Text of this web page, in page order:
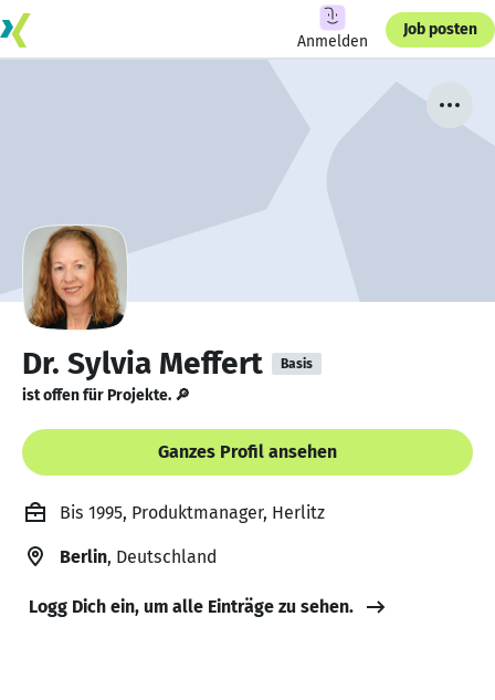
Anmelden
Job posten
Dr. Sylvia Meffert Basis
ist offen für Projekte. 🔎
Ganzes Profil ansehen
Bis 1995, Produktmanager, Herlitz
Berlin, Deutschland
Logg Dich ein, um alle Einträge zu sehen.